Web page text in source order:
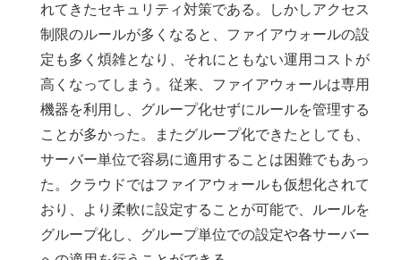
れてきたセキュリティ対策である。しかしアクセス
制限のルールが多くなると、ファイアウォールの設
定も多く煩雑となり、それにともない運用コストが
高くなってしまう。従来、ファイアウォールは専用
機器を利用し、グループ化せずにルールを管理する
ことが多かった。またグループ化できたとしても、
サーバー単位で容易に適用することは困難でもあっ
た。クラウドではファイアウォールも仮想化されて
おり、より柔軟に設定することが可能で、ルールを
グループ化し、グループ単位での設定や各サーバー